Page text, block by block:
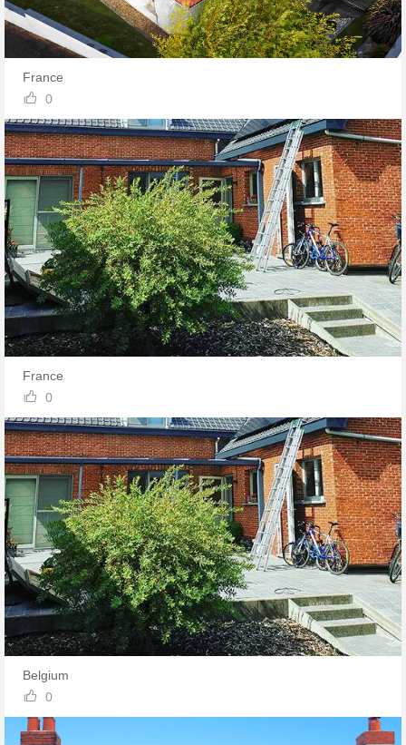
France
 0
France
 0
Belgium
 0